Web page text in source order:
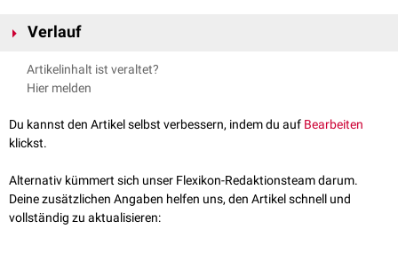
Verlauf
Der Ramus mylohyoideus zweigt aus der Arteria alveolaris inferior vor
deren Eintritt in den
mylohyoideus
der Mandibulahinweg.
Artikelinhalt ist veraltet?
Hier melden
Du kannst den Artikel selbst verbessern, indem du auf Bearbeiten
klickst.
Alternativ kümmert sich unser Flexikon-Redaktionsteam darum.
Deine zusätzlichen Angaben helfen uns, den Artikel schnell und
vollständig zu aktualisieren: